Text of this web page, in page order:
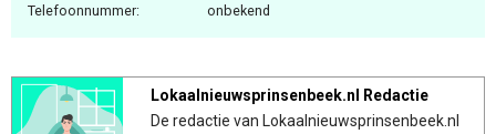
Telefoonnummer: onbekend
Lokaalnieuwsprinsenbeek.nl Redactie
De redactie van Lokaalnieuwsprinsenbeek.nl